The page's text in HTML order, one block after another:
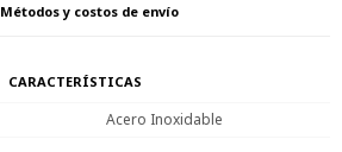
Métodos y costos de envío
CARACTERÍSTICAS
Acero Inoxidable